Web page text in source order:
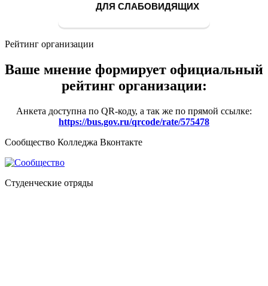
ДЛЯ СЛАБОВИДЯЩИХ
Рейтинг организации
Ваше мнение формирует официальный
рейтинг организации:
Анкета доступна по QR-коду, а так же по прямой ссылке:
https://bus.gov.ru/qrcode/rate/575478
Сообщество Колледжа Вконтакте
Студенческие отряды